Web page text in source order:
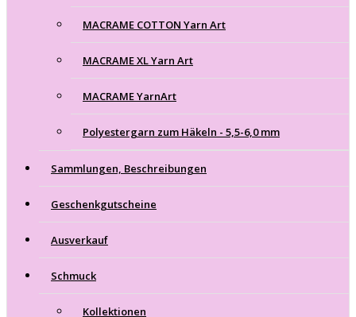
MACRAME COTTON Yarn Art
MACRAME XL Yarn Art
MACRAME YarnArt
Polyestergarn zum Häkeln - 5,5-6,0 mm
Sammlungen, Beschreibungen
Geschenkgutscheine
Ausverkauf
Schmuck
Kollektionen